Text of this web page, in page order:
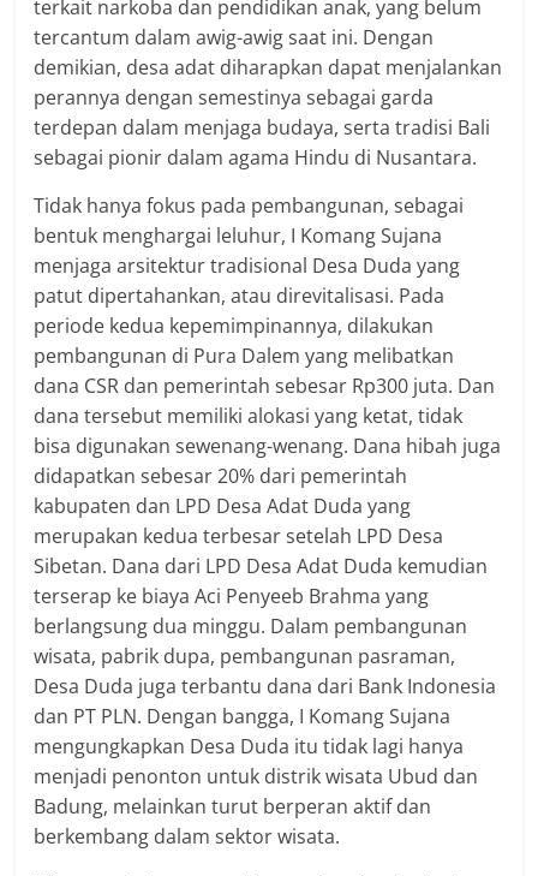
terkait narkoba dan pendidikan anak, yang belum
tercantum dalam awig-awig saat ini. Dengan
demikian, desa adat diharapkan dapat menjalankan
perannya dengan semestinya sebagai garda
terdepan dalam menjaga budaya, serta tradisi Bali
sebagai pionir dalam agama Hindu di Nusantara.
Tidak hanya fokus pada pembangunan, sebagai
bentuk menghargai leluhur, I Komang Sujana
menjaga arsitektur tradisional Desa Duda yang
patut dipertahankan, atau direvitalisasi. Pada
periode kedua kepemimpinannya, dilakukan
pembangunan di Pura Dalem yang melibatkan
dana CSR dan pemerintah sebesar Rp300 juta. Dan
dana tersebut memiliki alokasi yang ketat, tidak
bisa digunakan sewenang-wenang. Dana hibah juga
didapatkan sebesar 20% dari pemerintah
kabupaten dan LPD Desa Adat Duda yang
merupakan kedua terbesar setelah LPD Desa
Sibetan. Dana dari LPD Desa Adat Duda kemudian
terserap ke biaya Aci Penyeeb Brahma yang
berlangsung dua minggu. Dalam pembangunan
wisata, pabrik dupa, pembangunan pasraman,
Desa Duda juga terbantu dana dari Bank Indonesia
dan PT PLN. Dengan bangga, I Komang Sujana
mengungkapkan Desa Duda itu tidak lagi hanya
menjadi penonton untuk distrik wisata Ubud dan
Badung, melainkan turut berperan aktif dan
berkembang dalam sektor wisata.